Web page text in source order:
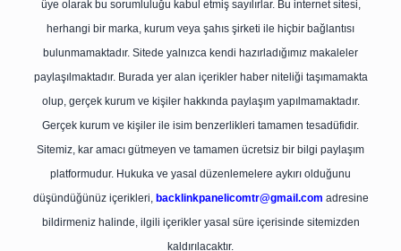
üye olarak bu sorumluluğu kabul etmiş sayılırlar. Bu internet sitesi,
herhangi bir marka, kurum veya şahıs şirketi ile hiçbir bağlantısı
bulunmamaktadır. Sitede yalnızca kendi hazırladığımız makaleler
paylaşılmaktadır. Burada yer alan içerikler haber niteliği taşımamakta
olup, gerçek kurum ve kişiler hakkında paylaşım yapılmamaktadır.
Gerçek kurum ve kişiler ile isim benzerlikleri tamamen tesadüfidir.
Sitemiz, kar amacı gütmeyen ve tamamen ücretsiz bir bilgi paylaşım
platformudur. Hukuka ve yasal düzenlemelere aykırı olduğunu
düşündüğünüz içerikleri, backlinkpanelicomtr@gmail.com adresine
bildirmeniz halinde, ilgili içerikler yasal süre içerisinde sitemizden
kaldırılacaktır.